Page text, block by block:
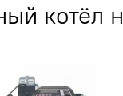
котёл